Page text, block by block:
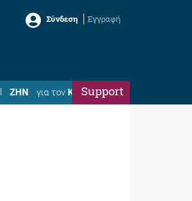
Σύνδεση Εγγραφή
ΖΗΝ για τον ΚώσταSupport